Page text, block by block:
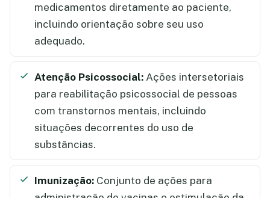
medicamentos diretamente ao paciente,
incluindo orientação sobre seu uso
adequado.
Atenção Psicossocial: Ações intersetoriais
para reabilitação psicossocial de pessoas
com transtornos mentais, incluindo
situações decorrentes do uso de
substâncias.
Imunização: Conjunto de ações para